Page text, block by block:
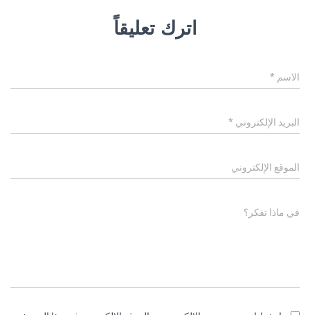
اترك تعليقاً
الاسم *
البريد الإلكتروني *
الموقع الإلكتروني
في ماذا تفكر؟